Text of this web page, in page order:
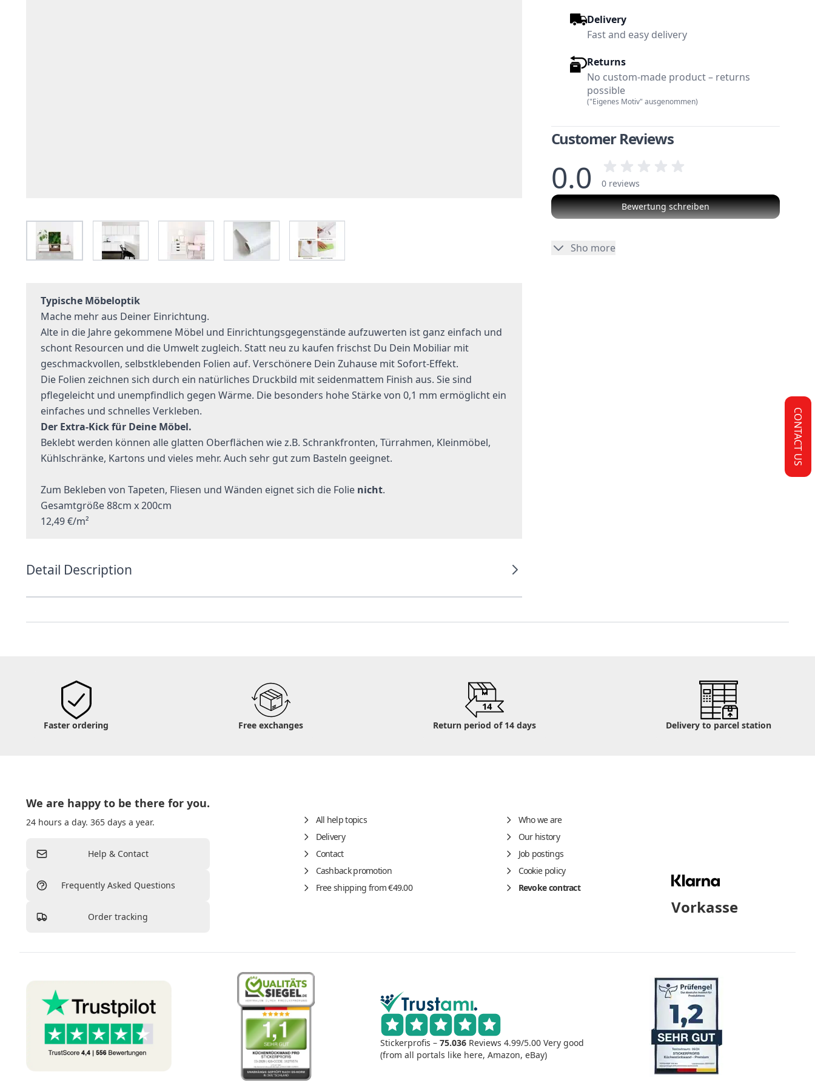
View larger imageView larger image View larger image View larger imageView larger image
Typische Möbeloptik
Mache mehr aus Deiner Einrichtung.
Alte in die Jahre gekommene Möbel und Einrichtungsgegenstände aufzuwerten ist ganz einfach und
schont Resourcen und die Umwelt zugleich. Statt neu zu kaufen frischst Du Dein Mobiliar mit
geschmackvollen, selbstklebenden Folien auf. Verschönere Dein Zuhause mit Sofort-Effekt.
Die Folien zeichnen sich durch ein natürliches Druckbild mit seidenmattem Finish aus. Sie sind
pflegeleicht und unempfindlich gegen Wärme. Die besonders hohe Stärke von 0,1 mm ermöglicht ein
einfaches und schnelles Verkleben.
Der Extra-Kick für Deine Möbel.
Beklebt werden können alle glatten Oberflächen wie z.B. Schrankfronten, Türrahmen, Kleinmöbel,
Kühlschränke, Kartons und vieles mehr. Auch sehr gut zum Basteln geeignet.
Zum Bekleben von Tapeten, Fliesen und Wänden eignet sich die Folie nicht.
Gesamtgröße 88cm x 200cm
12,49 €/m²
Detail Description
Delivery
Fast and easy delivery
Returns
No custom-made product – returns
possible
("Eigenes Motiv" ausgenommen)
Customer Reviews
0.0
0 reviews
Bewertung schreiben
Sho more
Faster ordering Free exchanges
14
Return period of 14 days Delivery to parcel station
We are happy to be there for you.
24 hours a day. 365 days a year.
Help & Contact
Frequently Asked Questions
Order tracking
All help topics
Delivery
Contact
Cashback promotion
Free shipping from €49.00
Who we are
Our history
Job postings
Cookie policy
Revoke contract
Vorkasse
Stickerprofis – 75.036 Reviews 4.99/5.00 Very good
(from all portals like here, Amazon, eBay)
CONTACT US